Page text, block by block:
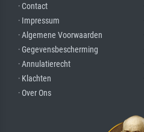
· Contact
· Impressum
· Algemene Voorwaarden
· Gegevensbescherming
· Annulatierecht
· Klachten
· Over Ons